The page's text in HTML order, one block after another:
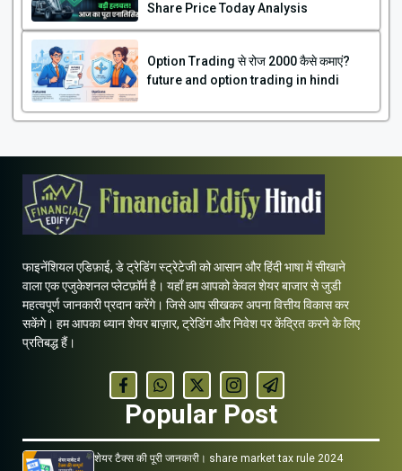
Share Price Today Analysis
Option Trading से रोज ₹2000 कैसे कमाएं?
future and option trading in hindi
फाइनेंशियल एडिफ़ाई, डे ट्रेडिंग स्ट्रेटेजी को आसान और हिंदी भाषा में सीखाने
वाला एक एजुकेशनल प्लेटफ़ॉर्म है। यहाँ हम आपको केवल शेयर बाजार से जुडी
महत्वपूर्ण जानकारी प्रदान करेंगे। जिसे आप सीखकर अपना वित्तीय विकास कर
सकेंगे। हम आपका ध्यान शेयर बाज़ार, ट्रेडिंग और निवेश पर केंद्रित करने के लिए
प्रतिबद्ध हैं।
Popular Post
शेयर टैक्स की पूरी जानकारी। share market tax rule 2024